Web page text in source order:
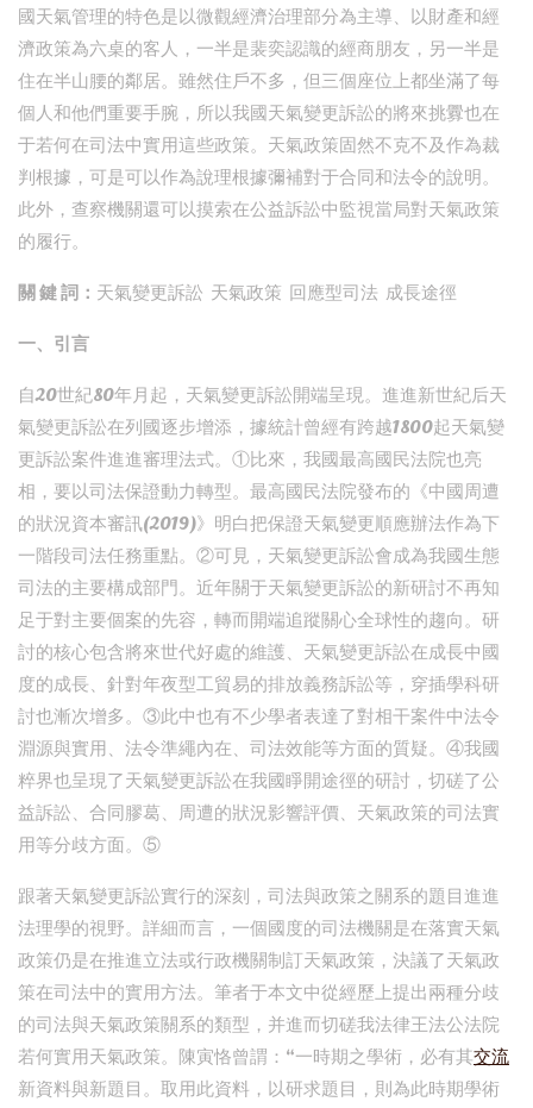
國天氣管理的特色是以微觀經濟治理部分為主導、以財產和經
濟政策為六桌的客人，一半是裴奕認識的經商朋友，另一半是
住在半山腰的鄰居。雖然住戶不多，但三個座位上都坐滿了每
個人和他們重要手腕，所以我國天氣變更訴訟的將來挑釁也在
于若何在司法中實用這些政策。天氣政策固然不克不及作為裁
判根據，可是可以作為說理根據彌補對于合同和法令的說明。
此外，查察機關還可以摸索在公益訴訟中監視當局對天氣政策
的履行。
關 鍵 詞： 天氣變更訴訟 天氣政策 回應型司法 成長途徑
一、引言
自20世紀80年月起，天氣變更訴訟開端呈現。進進新世紀后天
氣變更訴訟在列國逐步增添，據統計曾經有跨越1800起天氣變
更訴訟案件進進審理法式。①比來，我國最高國民法院也亮
相，要以司法保證動力轉型。最高國民法院發布的《中國周遭
的狀況資本審訊(2019)》明白把保證天氣變更順應辦法作為下
一階段司法任務重點。②可見，天氣變更訴訟會成為我國生態
司法的主要構成部門。近年關于天氣變更訴訟的新研討不再知
足于對主要個案的先容，轉而開端追蹤關心全球性的趨向。研
討的核心包含將來世代好處的維護、天氣變更訴訟在成長中國
度的成長、針對年夜型工貿易的排放義務訴訟等，穿插學科研
討也漸次增多。③此中也有不少學者表達了對相干案件中法令
淵源與實用、法令準繩內在、司法效能等方面的質疑。④我國
粹界也呈現了天氣變更訴訟在我國睜開途徑的研討，切磋了公
益訴訟、合同膠葛、周遭的狀況影響評價、天氣政策的司法實
用等分歧方面。⑤
跟著天氣變更訴訟實行的深刻，司法與政策之關系的題目進進
法理學的視野。詳細而言，一個國度的司法機關是在落實天氣
政策仍是在推進立法或行政機關制訂天氣政策，決議了天氣政
策在司法中的實用方法。筆者于本文中從經歷上提出兩種分歧
的司法與天氣政策關系的類型，并進而切磋我法律王法公法院
若何實用天氣政策。陳寅恪曾謂：“一時期之學術，必有其交流
新資料與新題目。取用此資料，以研求題目，則為此時期學術